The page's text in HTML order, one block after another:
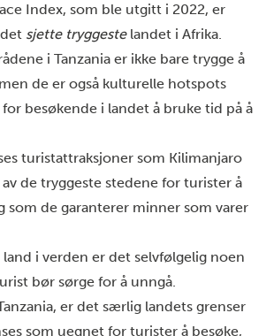
Index, som ble utgitt i 2022, er
sjette tryggestelandet i Afrika.
i Tanzania er ikke bare trygge å
de er også kulturelle hotspots
besøkende i landet å bruke tid på å
turistattraksjoner som Kilimanjaro
de tryggeste stedene for turister å
som de garanterer minner som varer
land i verden er det selvfølgelig noen
bør sørge for å unngå.
er det særlig landets grenser
som uegnet for turister å besøke,